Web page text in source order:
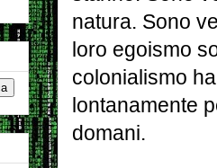
natura. Sono
loro egoismo
colonialismo
lontanamente
domani.